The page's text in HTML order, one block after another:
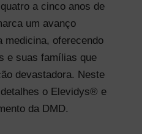
a cinco anos de
um avanço
medicina, oferecendo
e suas famílias que
devastadora. Neste
o Elevidys® e
da DMD.